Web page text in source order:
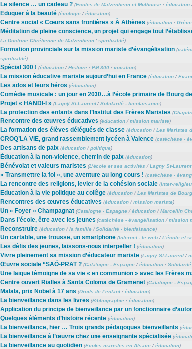
Le silence … un cadeau ? (Ecoles de Matzenheim et Mulhouse/éducation
Eduquer à la beauté (écologie/éducation)
Centre social « Cœurs sans frontières » À Athènes (éducation/Grèce
Méditation de pleine conscience, un projet qui engage tout
La Doctrine Chrétienne de Matzenheim/ spiritualité)
Formation provinciale sur la mission mariste d’évangélisation (
spiritualité)
Spécial 300 ! (éducation/Histoire/PM 300/vocation)
La mission éducative mariste aujourd’hui en France (éducation/
Les ados et leurs héros (éducation)
Comédie musicale : un jour en 2030…à l’école primaire de Bourg
Projet « HANDI-I » (Lagny St-Laurent/Solidarité - bienfaisance)
La protection des enfants dans l’Institut des Frères Maristes (
Rencontre des œuvres éducatives (éducation/mission mariste)
La formation des élèves délégués de classe (éducation/Les Maristes
CROQ’LA VIE, grand rassemblement lycéen à Valence (catéchèse -
Des artisans de paix (éducation/politique)
Éducation à la non-violence, chemin de paix (éducation)
Bénévolat et valeurs maristes (L’école et ses activités /Lagny St-Laurent
« Transmettre la foi », une aventure au long cours ! (catéchèse -
La rencontre des religions, levier de la cohésion sociale (Inter-
Education à la vie politique au collège (éducation/Les Maristes de
Rencontres des œuvres éducatives (éducation/mission mariste)
Un « Foyer » Champagnat (Catalogne - Espagne/éducation/Marcellin
Dans l’école, être avec les jeunes (catéchèse - évangélisation/mission
Reconstruire (éducation/la famille/Solidarité - bienfaisance)
Un cartable, une trousse, un smartphone (Internet - le web/L’école et
Les défis des jeunes, laissons-nous interpeller ! (éducation)
Vivre pleinement sa mission d’éducateur mariste (Lagny St-Laurent/
Œuvre sociale “SAÓ-PRAT ? (Catalogne - Espagne/éducation/Solidarité
Une laïque témoigne de sa vie « en communion » avec les Frères
Centre ouvert Rialles à Santa Coloma de Gramenet (Catalogne -
Malala, prix Nobel à 17 ans (Droits de l’enfant/éducation)
La bienveillance dans les livres (Bibliographie/éducation)
Application du principe de bienveillance par un fonctionnaire
Quelques éléments d’histoire récente (éducation)
La bienveillance, hier … Trois grands pédagogues bienveillants (
La bienveillance à l’œuvre chez une enseignante spécialisée (
La bienveillance au quotidien (Ecoles maristes en Alsace/éducation)